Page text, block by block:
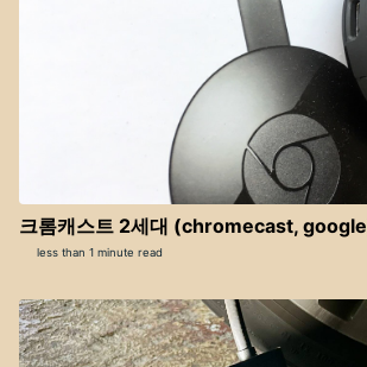
크롬캐스트 2세대 (chromecast,
less than 1 minute read